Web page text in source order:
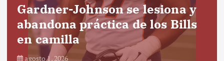
Gardner-Johnson se lesiona y
abandona práctica de los Bills
en camilla
agosto 1, 2026